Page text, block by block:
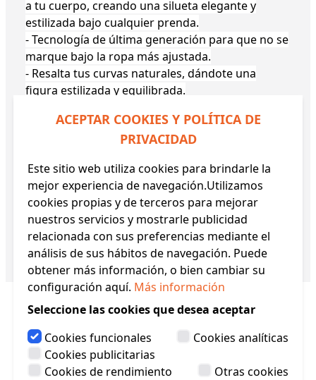
a tu cuerpo, creando una silueta elegante y
estilizada bajo cualquier prenda.
- Tecnología de última generación para que no se
marque bajo la ropa más ajustada.
- Resalta tus curvas naturales, dándote una
figura estilizada y equilibrada.
proporciona la confianza que mereces.
- Sin copa, compatible con todas las tallas de
- Tecnología de última generación para que no se
marque bajo la ropa más ajustada.
- Composición: 68% Poliamida, 32% Elastano
-Por motivos de higiene no se admiten cambios
ni devoluciones en este artículo.
Referencia:19051 YM
Productos Relacionados
ACEPTAR COOKIES Y POLÍTICA DE
PRIVACIDAD
Este sitio web utiliza cookies para brindarle la
mejor experiencia de navegación.Utilizamos
cookies propias y de terceros para mejorar
nuestros servicios y mostrarle publicidad
relacionada con sus preferencias mediante el
análisis de sus hábitos de navegación. Puede
obtener más información, o bien cambiar su
configuración aquí. Más información
Seleccione las cookies que desea aceptar
Cookies funcionales
Cookies analíticas
Cookies publicitarias
Cookies de rendimiento
Otras cookies